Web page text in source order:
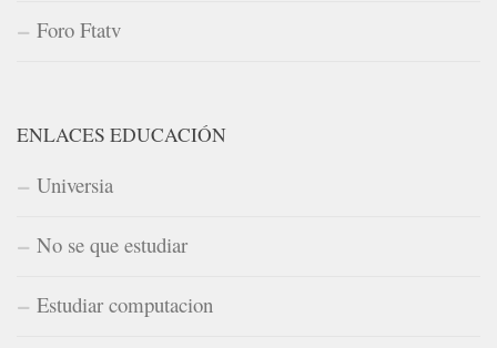
Foro Ftatv
ENLACES EDUCACIÓN
Universia
No se que estudiar
Estudiar computacion